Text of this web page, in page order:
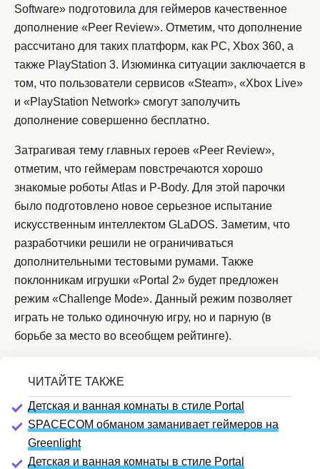
Software» подготовила для геймеров качественное
дополнение «Peer Review». Отметим, что дополнение
рассчитано для таких платформ, как PC, Xbox 360, а
также PlayStation 3. Изюминка ситуации заключается в
том, что пользователи сервисов «Steam», «Xbox Live»
и «PlayStation Network» смогут заполучить
дополнение совершенно бесплатно.
Затрагивая тему главных героев «Peer Review»,
отметим, что геймерам повстречаются хорошо
знакомые роботы Atlas и P-Body. Для этой парочки
было подготовлено новое серьезное испытание
искусственным интеллектом GLaDOS. Заметим, что
разработчики решили не ограничиваться
дополнительными тестовыми румами. Также
поклонникам игрушки «Portal 2» будет предложен
режим «Challenge Mode». Данный режим позволяет
играть не только одиночную игру, но и парную (в
борьбе за место во всеобщем рейтинге).
Детcкая и ванная комнаты в стиле Portal
SPACECOM обманом заманивает геймеров на
Greenlight
Детcкая и ванная комнаты в стиле Portal